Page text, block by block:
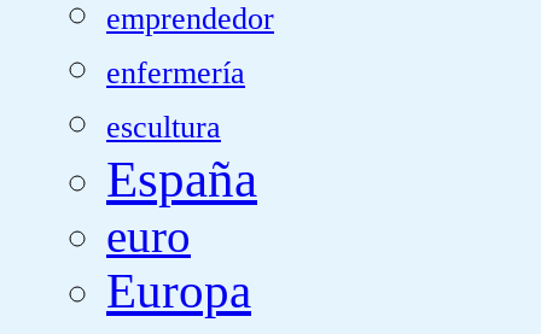
emprendedor
enfermería
escultura
España
euro
Europa